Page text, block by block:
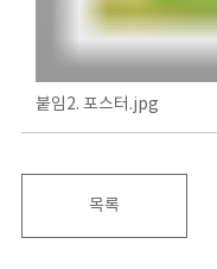
붙임2. 포스터.jpg
목록